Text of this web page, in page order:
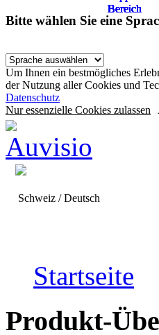
Bitte wählen Sie eine
Um Ihnen ein bestmögliches
der Nutzung aller Cookies und
Datenschutz
Nur essenzielle Cookies zulassen
Schweiz / Deutsch
Startseite
Produkt-
Bereich
Bereich
Bereich
Bereich
Bereich
Bereich
Bereich
Bereich
Bereich
Bereich